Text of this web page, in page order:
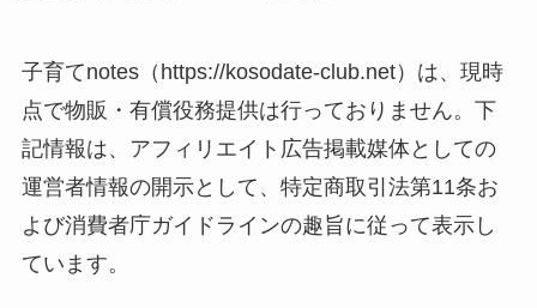
子育てnotes（https://kosodate-club.net）は、現時
点で物販・有償役務提供は行っておりません。下
記情報は、アフィリエイト広告掲載媒体としての
運営者情報の開示として、特定商取引法第11条お
よび消費者庁ガイドラインの趣旨に従って表示し
ています。